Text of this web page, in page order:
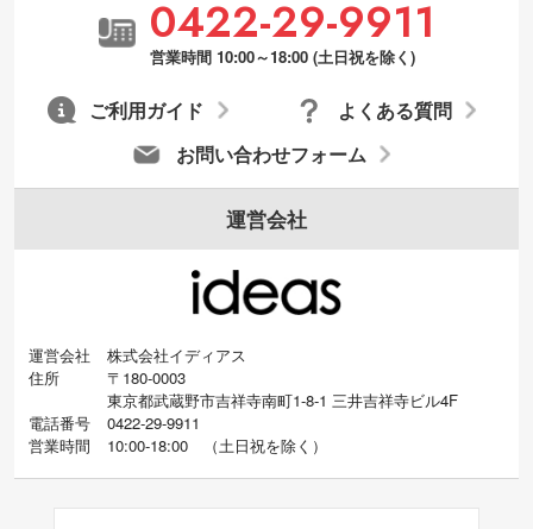
0422-29-9911
営業時間 10:00～18:00 (土日祝を除く)
お問い合わせフォーム
よくある質問
ご利用ガイド
運営会社
運営会社
株式会社イディアス
住所
〒180-0003
東京都武蔵野市吉祥寺南町1-8-1 三井吉祥寺ビル4F
電話番号
0422-29-9911
営業時間
10:00-18:00 （土日祝を除く）